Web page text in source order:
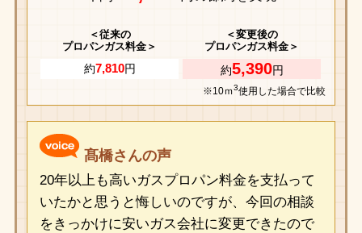
＜従来の
プロパンガス料金＞
＜変更後の
プロパンガス料金＞
約7,810円 約5,390円
※10ｍ3使用した場合で比較
髙橋さんの声
20年以上も高いガスプロパン料金を支払って
いたかと思うと悔しいのですが、今回の相談
をきっかけに安いガス会社に変更できたので